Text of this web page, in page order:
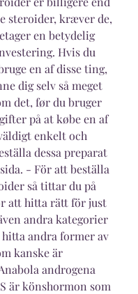
steroider, kræver de,
en betydelig
Hvis du
en af disse ting,
dig selv så meget
det, før du bruger
på at købe en af
enkelt och
dessa preparat
- För att beställa
så tittar du på
att hitta rätt för just
andra kategorier
andra former av
kanske är
androgena
är könshormon som